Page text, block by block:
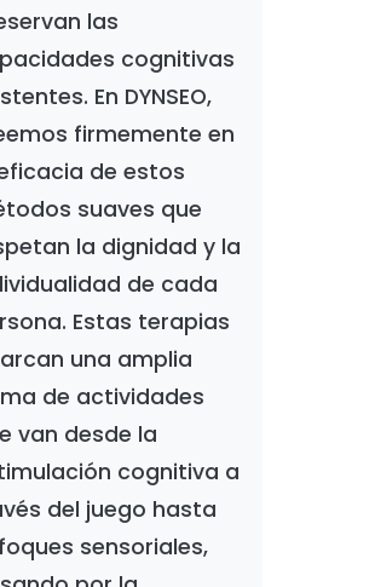
las
cognitivas
En DYNSEO,
firmemente en
de estos
suaves que
la dignidad y la
de cada
Estas terapias
una amplia
de actividades
van desde la
cognitiva a
del juego hasta
sensoriales,